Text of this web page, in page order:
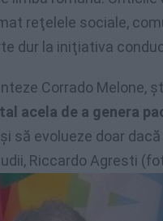
reţelele sociale,
dur la iniţiativa
Corrado Melone,
acela de a genera
să evolueze doar
Riccardo Agresti